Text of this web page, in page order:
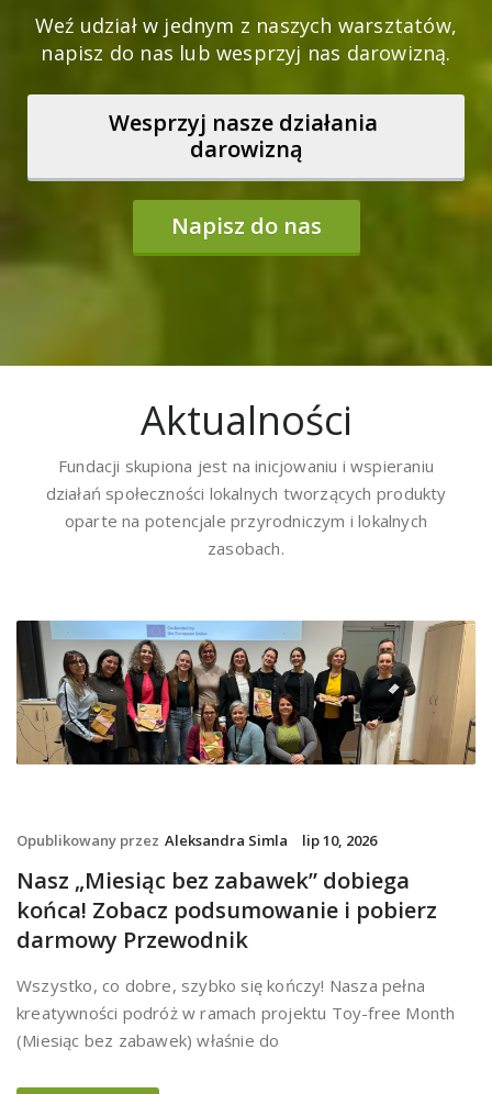
Weź udział w jednym z naszych warsztatów,
napisz do nas lub wesprzyj nas darowizną.
Wesprzyj nasze działania
darowizną
Napisz do nas
Aktualności
Fundacji skupiona jest na inicjowaniu i wspieraniu
działań społeczności lokalnych tworzących produkty
oparte na potencjale przyrodniczym i lokalnych
zasobach.
Opublikowany przez Aleksandra Simla lip 10, 2026
Nasz „Miesiąc bez zabawek” dobiega
końca! Zobacz podsumowanie i pobierz
darmowy Przewodnik
Wszystko, co dobre, szybko się kończy! Nasza pełna
kreatywności podróż w ramach projektu Toy-free Month
(Miesiąc bez zabawek) właśnie do